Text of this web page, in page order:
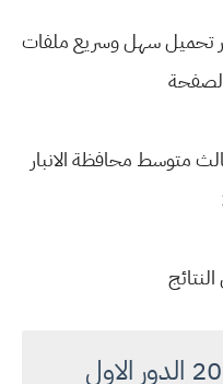
تحميل سهل وسريع ملفات
متوسط محافظة الانبار